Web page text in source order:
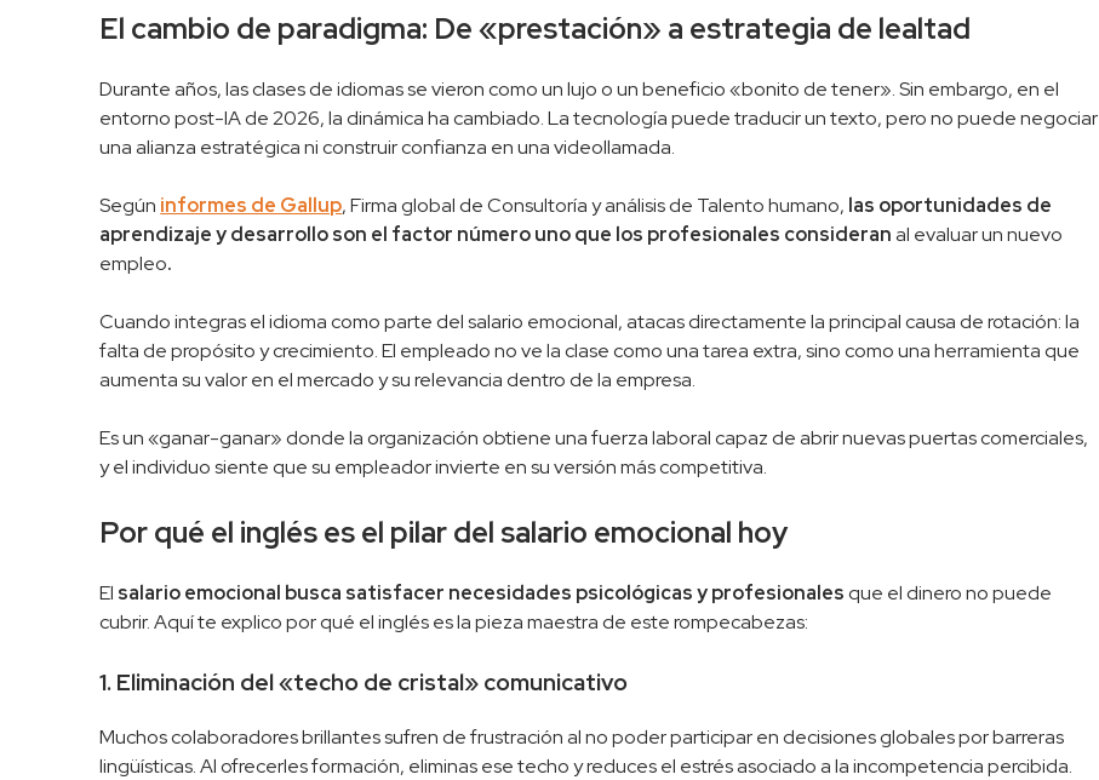
El cambio de paradigma: De «prestación» a estrategia de lealtad
Durante años, las clases de idiomas se vieron como un lujo o un beneficio «bonito de tener». Sin embargo, en el
entorno post-IA de 2026, la dinámica ha cambiado. La tecnología puede traducir un texto, pero no puede negociar
una alianza estratégica ni construir confianza en una videollamada.
Según informes de Gallup, Firma global de Consultoría y análisis de Talento humano, las oportunidades de
aprendizaje y desarrollo son el factor número uno que los profesionales consideranal evaluar un nuevo
empleo.
Cuando integras el idioma como parte del salario emocional, atacas directamente la principal causa de rotación: la
falta de propósito y crecimiento. El empleado no ve la clase como una tarea extra, sino como una herramienta que
aumenta su valor en el mercado y su relevancia dentro de la empresa.
Es un «ganar-ganar» donde la organización obtiene una fuerza laboral capaz de abrir nuevas puertas comerciales,
y el individuo siente que su empleador invierte en su versión más competitiva.
Por qué el inglés es el pilar del salario emocional hoy
El salario emocional busca satisfacer necesidades psicológicas y profesionales que el dinero no puede
cubrir. Aquí te explico por qué el inglés es la pieza maestra de este rompecabezas:
1. Eliminación del «techo de cristal» comunicativo
Muchos colaboradores brillantes sufren de frustración al no poder participar en decisiones globales por barreras
lingüísticas. Al ofrecerles formación, eliminas ese techo y reduces el estrés asociado a la incompetencia percibida.